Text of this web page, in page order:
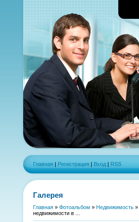
Главная | Регистрация | Вход | RSS
Галерея
Главная » Фотоальбом » Недвижимость »
недвижимости в ...